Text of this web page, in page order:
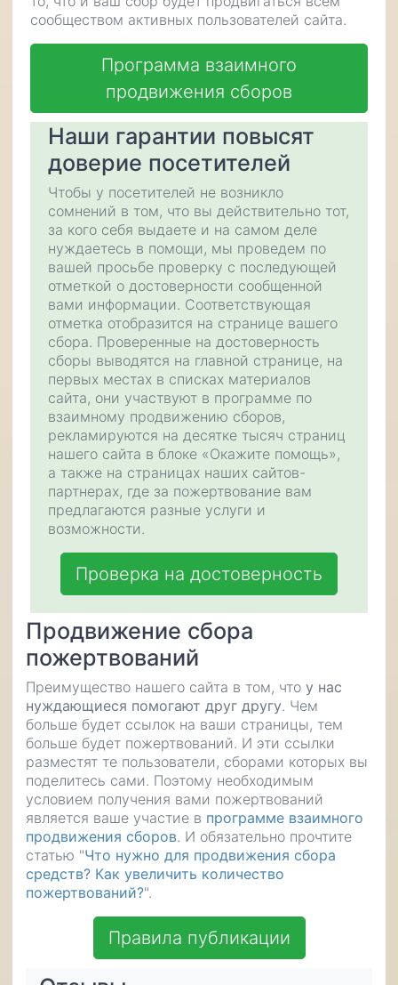
сообществом активных пользователей сайта.
Программа взаимного
продвижения сборов
Наши гарантии повысят
доверие посетителей
Чтобы у посетителей не возникло
сомнений в том, что вы действительно тот,
за кого себя выдаете и на самом деле
нуждаетесь в помощи, мы проведем по
вашей просьбе проверку с последующей
отметкой о достоверности сообщенной
вами информации. Соответствующая
отметка отобразится на странице вашего
сбора. Проверенные на достоверность
сборы выводятся на главной странице, на
первых местах в списках материалов
сайта, они участвуют в программе по
взаимному продвижению сборов,
рекламируются на десятке тысяч страниц
нашего сайта в блоке «Окажите помощь»,
а также на страницах наших сайтов-
партнерах, где за пожертвование вам
предлагаются разные услуги и
возможности.
Проверка на достоверность
Продвижение сбора
пожертвований
Преимущество нашего сайта в том, что у нас
нуждающиеся помогают друг другу. Чем
больше будет ссылок на ваши страницы, тем
больше будет пожертвований. И эти ссылки
разместят те пользователи, сборами которых вы
поделитесь сами. Поэтому необходимым
условием получения вами пожертвований
является ваше участие в программе взаимного
продвижения сборов. И обязательно прочтите
статью "Что нужно для продвижения сбора
средств? Как увеличить количество
пожертвований?".
Правила публикации